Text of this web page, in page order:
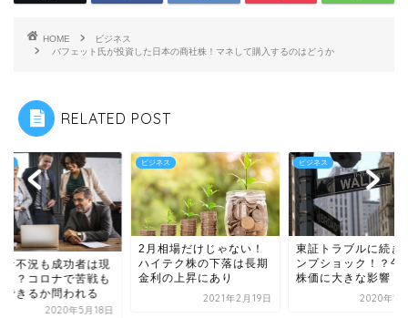
HOME
ビジネス
バフェット氏が投資した日本の商社株！マネして購入するのはどうか
RELATED POST
な不況も成功者は現
！？コロナで苦戦も
できるか問われる
2020年5月18日
ビジネス
2月相場だけじゃない！
ハイテク株の下落は長期
金利の上昇にあり
2021年2月19日
ビジネス
東証トラブルに続き
ンプショック！？午
株価に大きな影響
2020年10